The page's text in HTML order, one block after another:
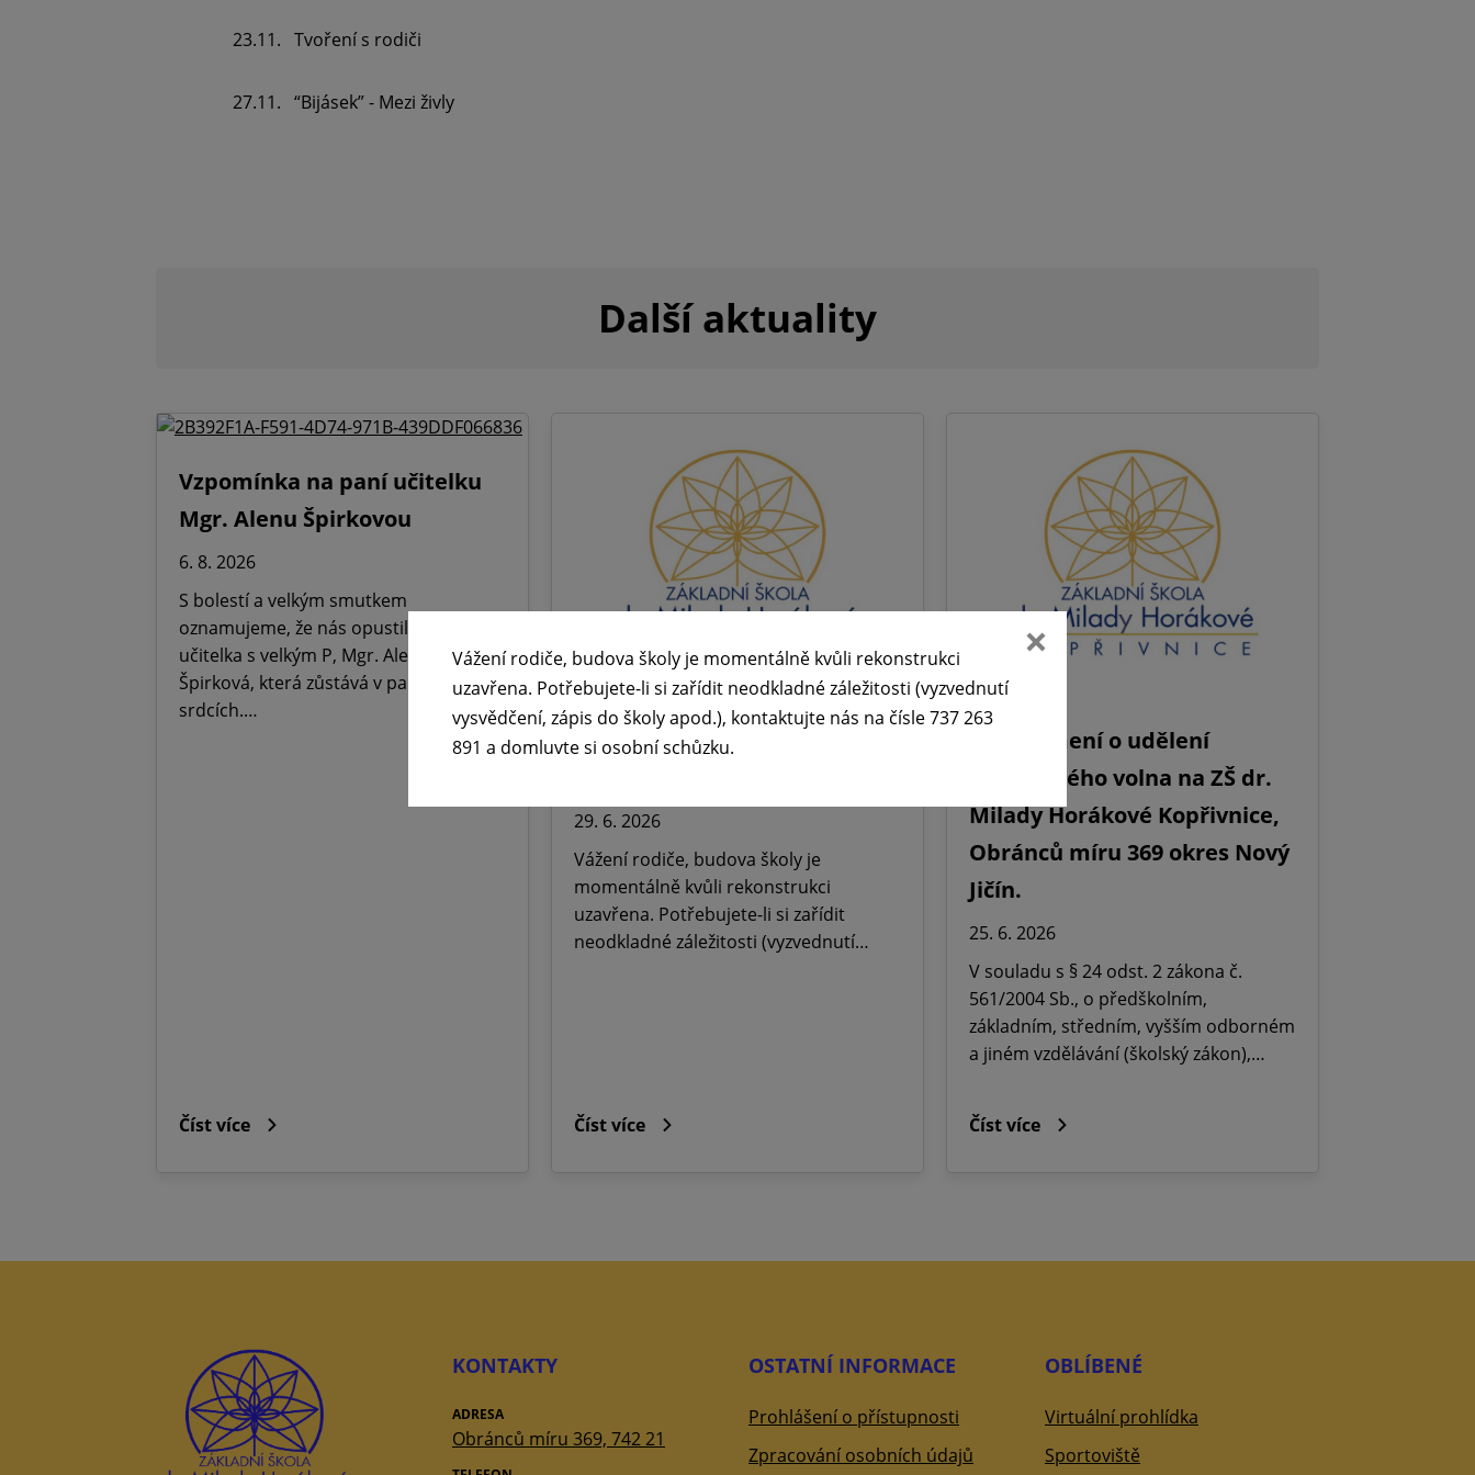
23.11. Tvoření s rodiči
27.11. “Bijásek” - Mezi živly
Další aktuality
Vzpomínka na paní učitelku
Mgr. Alenu Špirkovou
6. 8. 2026
S bolestí a velkým smutkem
oznamujeme, že nás opustila Paní
učitelka s velkým P, Mgr. Alena
Špirková, která zůstává v paměti,
srdcích.…
Číst více
🕧 Úřední dny v době letních
29. 6. 2026
Vážení rodiče, budova školy je
momentálně kvůli rekonstrukci
uzavřena. Potřebujete-li si zařídit
neodkladné záležitosti (vyzvednutí…
Číst více
🪧Oznámení o udělení
ředitelského volna na ZŠ dr.
Milady Horákové Kopřivnice,
Obránců míru 369 okres Nový
Jičín.
25. 6. 2026
V souladu s § 24 odst. 2 zákona č.
561/2004 Sb., o předškolním,
základním, středním, vyšším odborném
a jiném vzdělávání (školský zákon),…
Číst více
KONTAKTY
ADRESA
Obránců míru 369, 742 21
OSTATNÍ INFORMACE
Prohlášení o přístupnosti
Zpracování osobních údajů
OBLÍBENÉ
Virtuální prohlídka
Sportoviště
Vážení rodiče, budova školy je momentálně kvůli rekonstrukci
uzavřena. Potřebujete-li si zařídit neodkladné záležitosti (vyzvednutí
vysvědčení, zápis do školy apod.), kontaktujte nás na čísle 737 263
891 a domluvte si osobní schůzku.